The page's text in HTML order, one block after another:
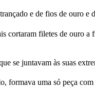
e de fios de ouro e
cortaram filetes de ouro
se juntavam às suas
formava uma só peça